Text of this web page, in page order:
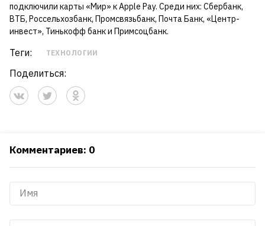
подключили карты «Мир» к Apple Pay. Среди них: Сбербанк,
ВТБ, Россельхозбанк, Промсвязьбанк, Почта Банк, «Центр-
инвест», Тинькофф банк и Примсоцбанк.
Теги: ТЕХНОЛОГИИ
Поделиться:
Комментариев: 0